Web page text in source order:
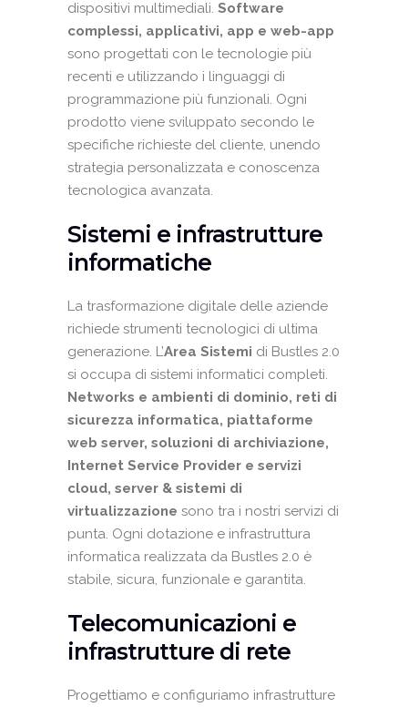
dispositivi multimediali. Software
complessi, applicativi, app e web-app
sono progettati con le tecnologie più
recenti e utilizzando i linguaggi di
programmazione più funzionali. Ogni
prodotto viene sviluppato secondo le
specifiche richieste del cliente, unendo
strategia personalizzata e conoscenza
tecnologica avanzata.
Sistemi e infrastrutture
informatiche
La trasformazione digitale delle aziende
richiede strumenti tecnologici di ultima
generazione. L’Area Sistemi di Bustles 2.0
si occupa di sistemi informatici completi.
Networks e ambienti di dominio, reti di
sicurezza informatica, piattaforme
web server, soluzioni di archiviazione,
Internet Service Provider e servizi
cloud, server & sistemi di
virtualizzazione sono tra i nostri servizi di
punta. Ogni dotazione e infrastruttura
informatica realizzata da Bustles 2.0 è
stabile, sicura, funzionale e garantita.
Telecomunicazioni e
infrastrutture di rete
Progettiamo e configuriamo infrastrutture